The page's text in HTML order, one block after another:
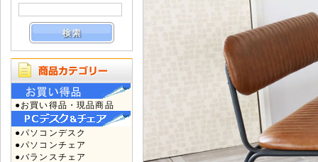
●お買い得品・現品商品
●パソコンデスク
●パソコンチェア
●バランスチェア